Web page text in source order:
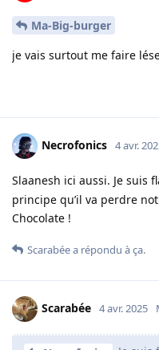
Ma-Big-burger
je vais surtout me faire
Necrofonics 4 avr.
Slaanesh ici aussi. Je suis
principe qu’il va perdre
Chocolate !
Scarabéea répondu à ça.
Scarabée 4 avr. 2025